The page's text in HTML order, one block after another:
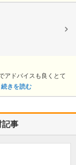
アドバイスも良くとて
続きを読む
記事